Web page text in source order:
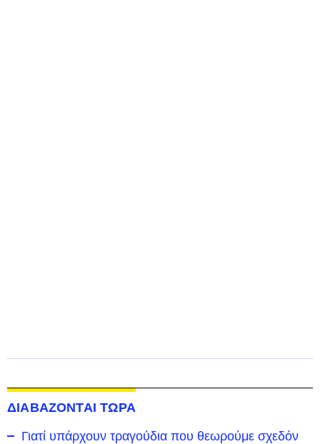
ΔΙΑΒΑΖΟΝΤΑΙ ΤΩΡΑ
Γιατί υπάρχουν τραγούδια που θεωρούμε σχεδόν